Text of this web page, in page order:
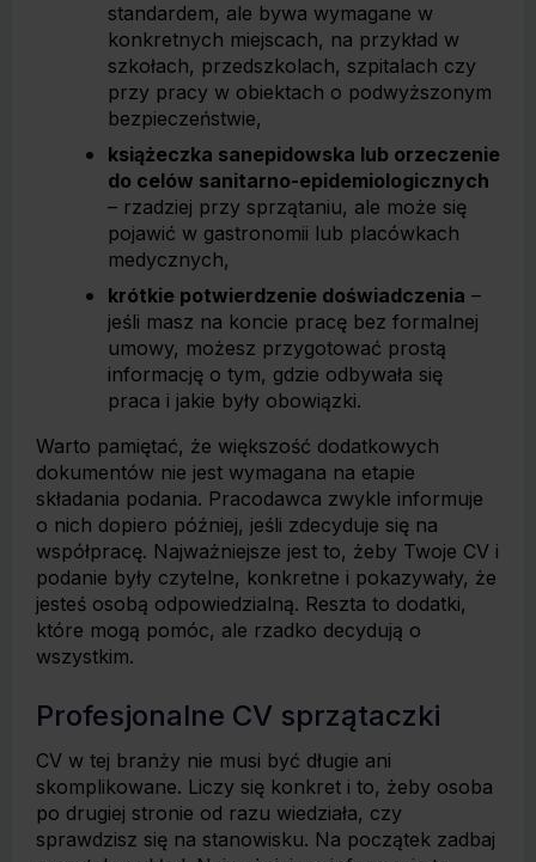
standardem, ale bywa wymagane w
konkretnych miejscach, na przykład w
szkołach, przedszkolach, szpitalach czy
przy pracy w obiektach o podwyższonym
bezpieczeństwie,
książeczka sanepidowska lub orzeczenie
do celów sanitarno-epidemiologicznych
– rzadziej przy sprzątaniu, ale może się
pojawić w gastronomii lub placówkach
medycznych,
krótkie potwierdzenie doświadczenia –
jeśli masz na koncie pracę bez formalnej
umowy, możesz przygotować prostą
informację o tym, gdzie odbywała się
praca i jakie były obowiązki.
Warto pamiętać, że większość dodatkowych
dokumentów nie jest wymagana na etapie
składania podania. Pracodawca zwykle informuje
o nich dopiero później, jeśli zdecyduje się na
współpracę. Najważniejsze jest to, żeby Twoje CV i
podanie były czytelne, konkretne i pokazywały, że
jesteś osobą odpowiedzialną. Reszta to dodatki,
które mogą pomóc, ale rzadko decydują o
wszystkim.
Profesjonalne CV sprzątaczki
CV w tej branży nie musi być długie ani
skomplikowane. Liczy się konkret i to, żeby osoba
po drugiej stronie od razu wiedziała, czy
sprawdzisz się na stanowisku. Na początek zadbaj